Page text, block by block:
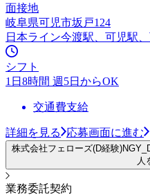
面接地
岐阜県可児市坂戸124
日本ライン今渡駅、可児駅
シフト
1日8時間 週5日からOK
交通費支給
詳細を見る 応募画面に進む
株式会社フェローズ(D経験
人
業務委託契約